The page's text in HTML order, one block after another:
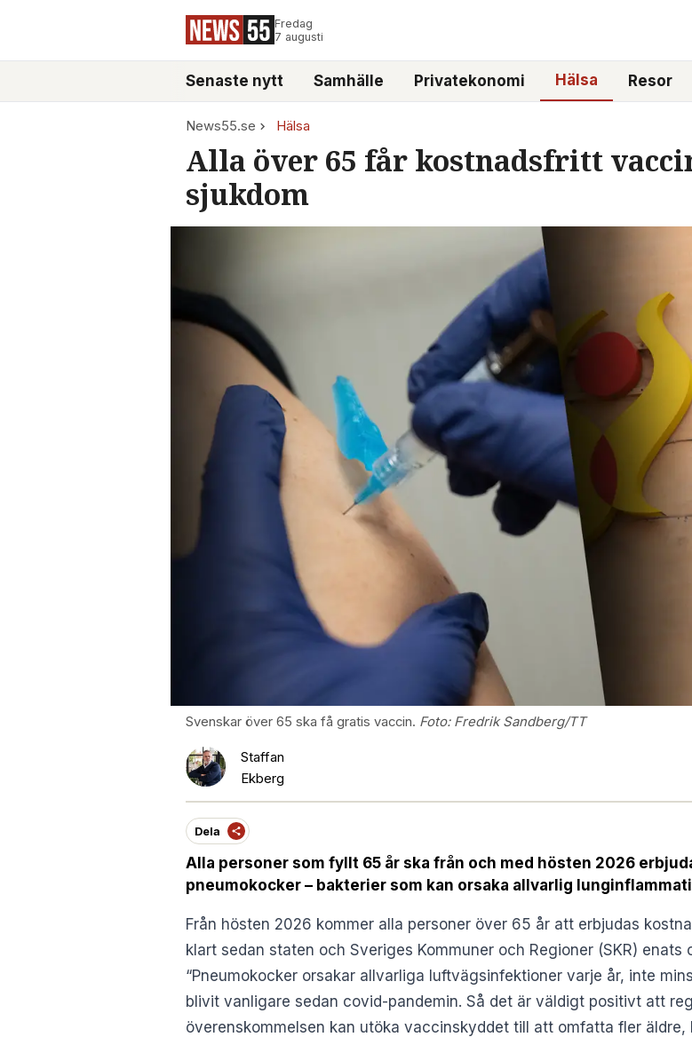
Fredag
7 augusti
Senaste nytt Samhälle Privatekonomi Hälsa Resor
News55.se Hälsa
Alla över 65 får kostnadsfritt
sjukdom
Svenskar över 65 ska få gratis vaccin. Foto: Fredrik Sandberg/TT
Staffan
Ekberg
Dela
Alla personer som fyllt 65 år ska från och med hösten 2026
pneumokocker – bakterier som kan orsaka allvarlig
Från hösten 2026 kommer alla personer över 65 år att erbjudas
klart sedan staten och Sveriges Kommuner och Regioner (SKR) enats
“Pneumokocker orsakar allvarliga luftvägsinfektioner varje år, inte
blivit vanligare sedan covid-pandemin. Så det är väldigt positivt att
överenskommelsen kan utöka vaccinskyddet till att omfatta fler